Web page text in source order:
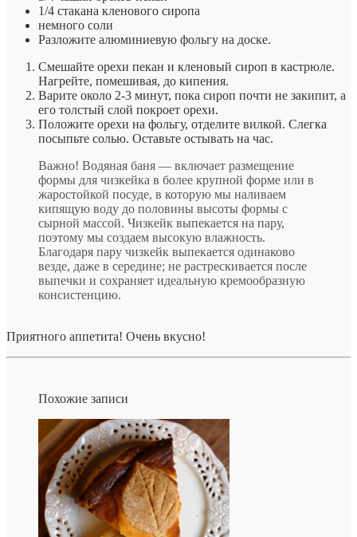
1/4 стакана кленового сиропа
немного соли
Разложите алюминиевую фольгу на доске.
Смешайте орехи пекан и кленовый сироп в кастрюле.
Нагрейте, помешивая, до кипения.
Варите около 2-3 минут, пока сироп почти не закипит, а
его толстый слой покроет орехи.
Положите орехи на фольгу, отделите вилкой. Слегка
посыпьте солью. Оставьте остывать на час.
Важно! Водяная баня — включает размещение
формы для чизкейка в более крупной форме или в
жаростойкой посуде, в которую мы наливаем
кипящую воду до половины высоты формы с
сырной массой. Чизкейк выпекается на пару,
поэтому мы создаем высокую влажность.
Благодаря пару чизкейк выпекается одинаково
везде, даже в середине; не растрескивается после
выпечки и сохраняет идеальную кремообразную
консистенцию.
Приятного аппетита! Очень вкусно!
Похожие записи